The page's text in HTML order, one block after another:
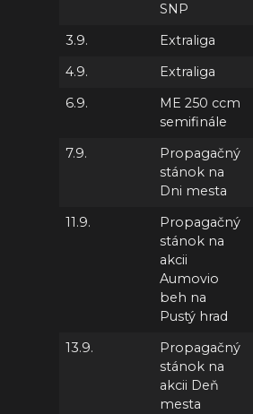
SNP
3.9. Extraliga
4.9.
Extraliga
6.9.
ME 250 ccm
semifinále
7.9.
Propagačný
stánok na
Dni mesta
11.9.
Propagačný
stánok na
akcii
Aumovio
beh na
Pustý hrad
13.9.
Propagačný
stánok na
akcii Deň
mesta